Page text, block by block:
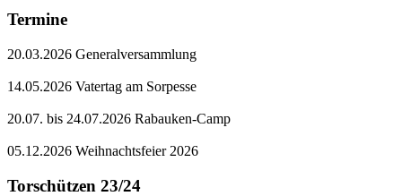
Termine
20.03.2026 Generalversammlung
14.05.2026 Vatertag am Sorpesse
20.07. bis 24.07.2026 Rabauken-Camp
05.12.2026 Weihnachtsfeier 2026
Torschützen 23/24